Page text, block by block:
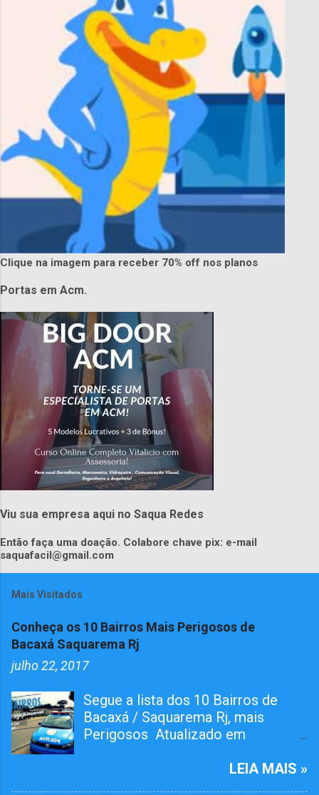
Clique na imagem para receber 70% off nos planos
Portas em Acm.
Viu sua empresa aqui no Saqua Redes
Então faça uma doação. Colabore chave pix: e-mail
saquafacil@gmail.com
Mais Visitados
Conheça os 10 Bairros Mais Perigosos de
Bacaxá Saquarema Rj
julho 22, 2017
Segue a lista dos 10 Bairros de
Bacaxá / Saquarema Rj, mais
Perigosos Atualizado em
Tiroteiro essa semana, não esta na
LEIA MAIS »